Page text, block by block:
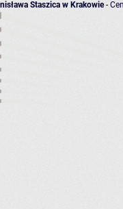
Staszica w Krakowie-